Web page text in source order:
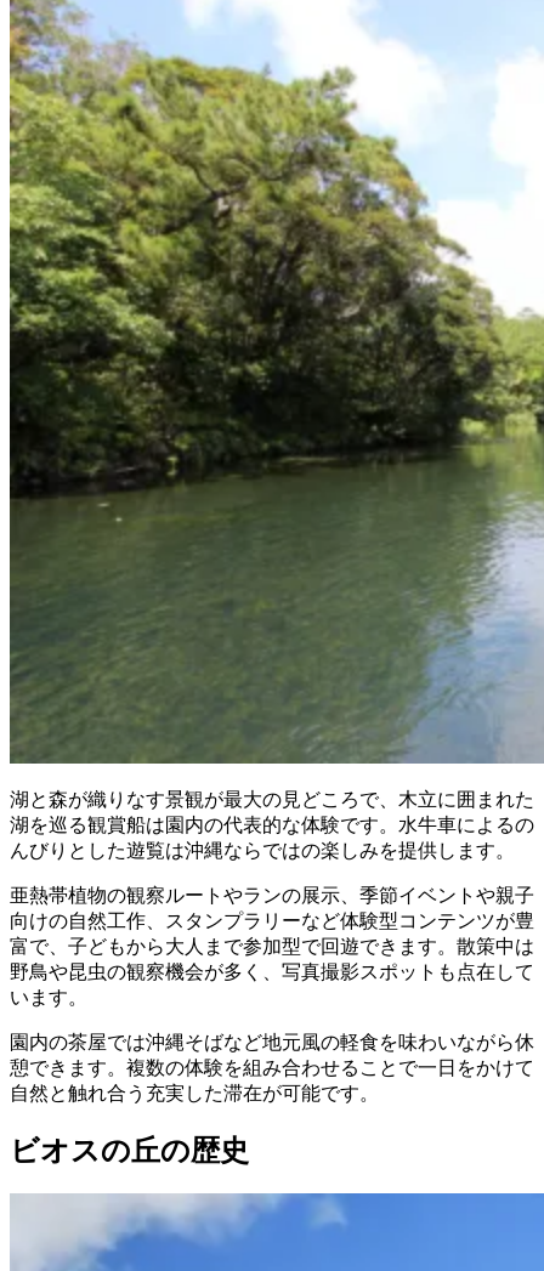
湖と森が織りなす景観が最大の見どころで、木立に囲まれた
湖を巡る観賞船は園内の代表的な体験です。水牛車によるの
んびりとした遊覧は沖縄ならではの楽しみを提供します。
亜熱帯植物の観察ルートやランの展示、季節イベントや親子
向けの自然工作、スタンプラリーなど体験型コンテンツが豊
富で、子どもから大人まで参加型で回遊できます。散策中は
野鳥や昆虫の観察機会が多く、写真撮影スポットも点在して
います。
園内の茶屋では沖縄そばなど地元風の軽食を味わいながら休
憩できます。複数の体験を組み合わせることで一日をかけて
自然と触れ合う充実した滞在が可能です。
ビオスの丘の歴史